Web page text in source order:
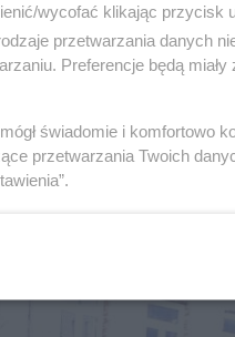
Radomsku i
do projektów
wycofać klikając przycisk
przetwarzania danych
Preferencje będą
świadomie i komfortowo
przetwarzania Twoich